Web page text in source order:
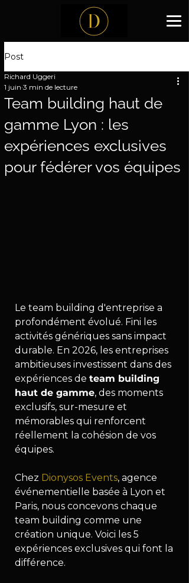
Post
Team building haut de
gamme Lyon : les
expériences exclusives
pour fédérer vos équipes
Richard Uggeri
1 juin 3 min de lecture
Le team building d'entreprise a
profondément évolué. Fini les
activités génériques sans impact
durable. En 2026, les entreprises
ambitieuses investissent dans des
expériences de team building
haut de gamme, des moments
exclusifs, sur-mesure et
mémorables qui renforcent
réellement la cohésion de vos
équipes.
Chez Dionysos Events, agence
événementielle basée à Lyon et
Paris, nous concevons chaque
team building comme une
création unique. Voici les 5
expériences exclusives qui font la
différence.